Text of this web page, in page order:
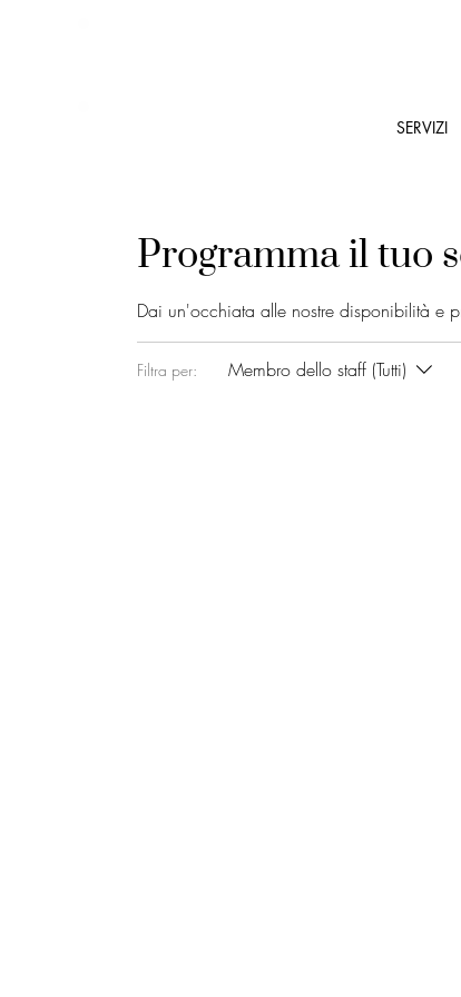
SERVIZI
Programma il tuo
Dai un'occhiata alle nostre disponibilità e
Filtra per: Membro dello staff (Tutti)